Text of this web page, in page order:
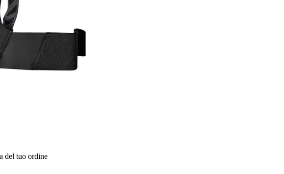
del tuo ordine